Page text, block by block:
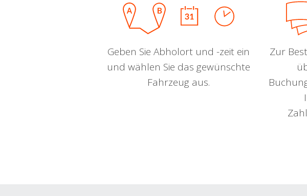
Geben Sie Abholort und -zeit ein
und wählen Sie das gewünschte
Fahrzeug aus.
Zur